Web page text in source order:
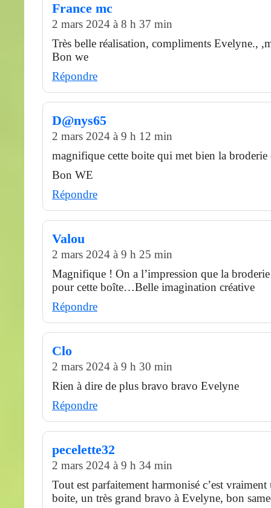
France mc
2 mars 2024 à 8 h 37 min
Très belle réalisation, compliments Evelyne.,
Bon we
Répondre
D@nys65
2 mars 2024 à 9 h 12 min
magnifique cette boite qui met bien la broderie
Bon WE
Répondre
Valou
2 mars 2024 à 9 h 25 min
Magnifique ! On a l’impression que la broderie
pour cette boîte…Belle imagination créative
Répondre
Clo
2 mars 2024 à 9 h 30 min
Rien à dire de plus bravo bravo Evelyne
Répondre
pecelette32
2 mars 2024 à 9 h 34 min
Tout est parfaitement harmonisé c’est
boite, un très grand bravo à Evelyne, bon